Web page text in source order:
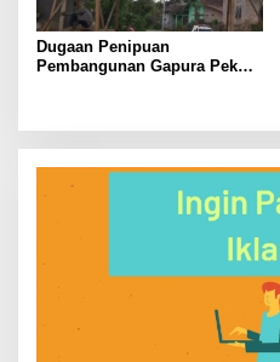
Dugaan Penipuan
Pembangunan Gapura Pekon